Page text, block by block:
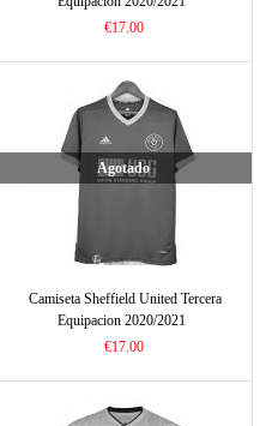
€17.00
Agotado
Camiseta Sheffield United Tercera
Equipacion 2020/2021
€17.00